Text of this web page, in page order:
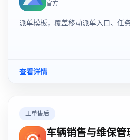
官方
派单模板，覆盖移动派单入口、任
查看详情
工单售后
车辆销售与维保管